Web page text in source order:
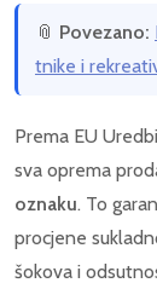
📎 Povezano:
tnike i
Prema EU
sva oprema
oznaku. To
procjene
šokova i